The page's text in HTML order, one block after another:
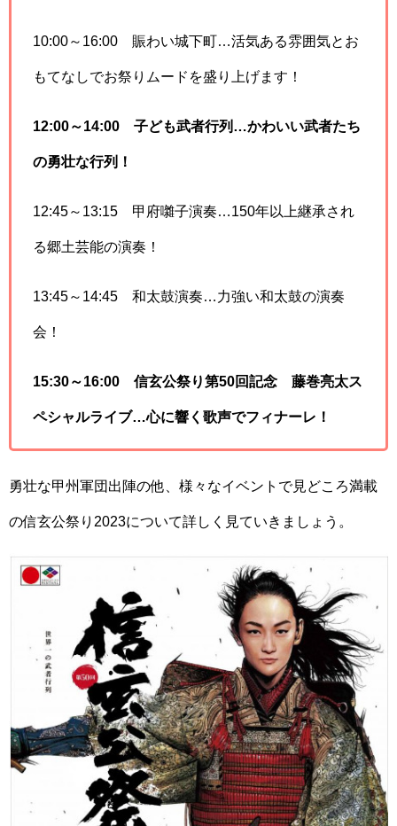
10:00～16:00 賑わい城下町…活気ある雰囲気とお
もてなしでお祭りムードを盛り上げます！
12:00～14:00 子ども武者行列…かわいい武者たち
の勇壮な行列！
12:45～13:15 甲府囃子演奏…150年以上継承され
る郷土芸能の演奏！
13:45～14:45 和太鼓演奏…力強い和太鼓の演奏
会！
15:30～16:00 信玄公祭り第50回記念 藤巻亮太ス
ペシャルライブ…心に響く歌声でフィナーレ！
勇壮な甲州軍団出陣の他、様々なイベントで見どころ満載
の信玄公祭り2023について詳しく見ていきましょう。